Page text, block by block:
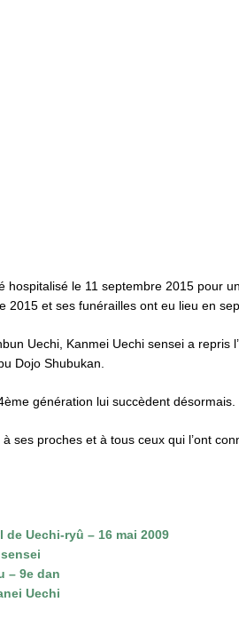
hospitalisé le 11 septembre 2015 pour
2015 et ses funérailles ont eu lieu en
Uechi, Kanmei Uechi sensei a repris
Dojo Shubukan.
génération lui succèdent désormais.
ses proches et à tous ceux qui l’ont
Uechi-ryû – 16 mai 2009
– 9e dan
Uechi